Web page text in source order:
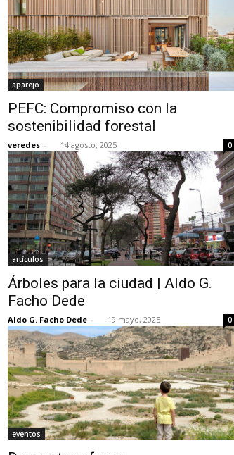
aparejo
PEFC: Compromiso con la
sostenibilidad forestal
veredes - 14 agosto, 2025 0
artículos
Árboles para la ciudad | Aldo G.
Facho Dede
Aldo G. Facho Dede - 19 mayo, 2025 0
eventos